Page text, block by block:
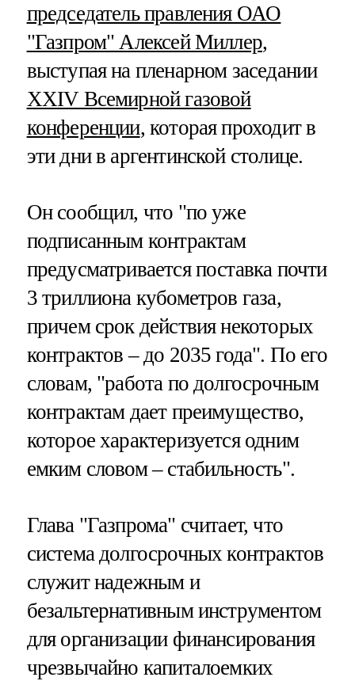
председатель правления ОАО
"Газпром" Алексей Миллер,
выступая на пленарном заседании
XXIV Всемирной газовой
конференции, которая проходит в
эти дни в аргентинской столице.
Он сообщил, что "по уже
подписанным контрактам
предусматривается поставка почти
3 триллиона кубометров газа,
причем срок действия некоторых
контрактов – до 2035 года". По его
словам, "работа по долгосрочным
контрактам дает преимущество,
которое характеризуется одним
емким словом – стабильность".
Глава "Газпрома" считает, что
система долгосрочных контрактов
служит надежным и
безальтернативным инструментом
для организации финансирования
чрезвычайно капиталоемких